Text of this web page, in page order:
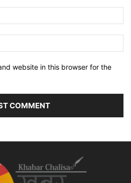
website in this browser for the